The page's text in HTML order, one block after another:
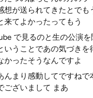
想が送られてきたとでも
来てよかったってもう
で見るのと生の公演を
いうことであの気づきを
かったそうなんですよ
んまり感動してですねで
ございまして まあ